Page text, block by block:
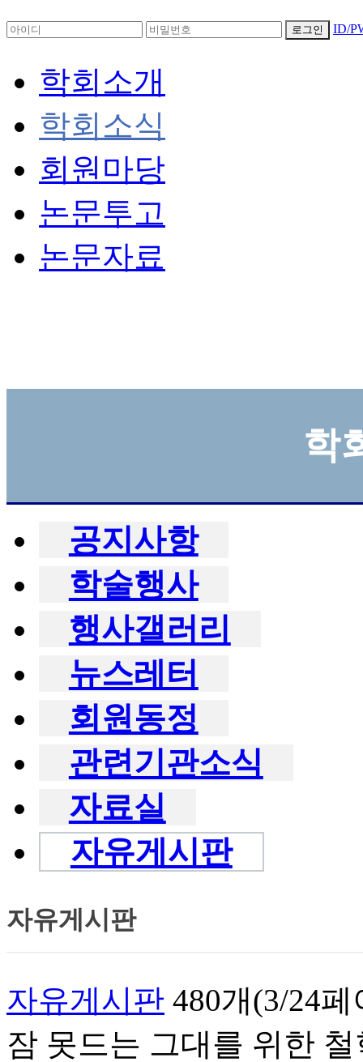
로그인 ID/
학회소개
학회소식
회원마당
논문투고
논문자료
학
공지사항
학술행사
행사갤러리
뉴스레터
회원동정
관련기관소식
자료실
자유게시판
자유게시판
자유게시판 480개(3/24페
잠 못드는 그대를 위한